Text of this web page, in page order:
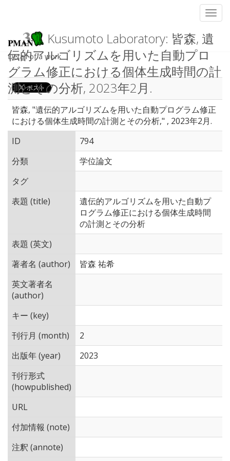
Kusumoto Laboratory: 皆森, 遺
伝的アルゴリズムを用いた自動プロ
グラム修正における個体生成時間の計
測とその分析, 2023年2月.
Detail of a work
皆森, "遺伝的アルゴリズムを用いた自動プログラム修正
における個体生成時間の計測とその分析," , 2023年2月.
ID
794
分類
学位論文
タグ
表題 (title)
遺伝的アルゴリズムを用いた自動プ
ログラム修正における個体生成時間
の計測とその分析
表題 (英文)
著者名 (author)
皆森 祐希
英文著者名
(author)
キー (key)
刊行月 (month)
2
出版年 (year)
2023
刊行形式
(howpublished)
URL
付加情報 (note)
注釈 (annote)